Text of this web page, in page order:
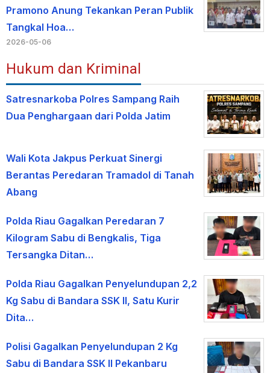
Pramono Anung Tekankan Peran Publik
Tangkal Hoa…
2026-05-06
Hukum dan Kriminal
Satresnarkoba Polres Sampang Raih
Dua Penghargaan dari Polda Jatim
Wali Kota Jakpus Perkuat Sinergi
Berantas Peredaran Tramadol di Tanah
Abang
Polda Riau Gagalkan Peredaran 7
Kilogram Sabu di Bengkalis, Tiga
Tersangka Ditan…
Polda Riau Gagalkan Penyelundupan 2,2
Kg Sabu di Bandara SSK II, Satu Kurir
Dita…
Polisi Gagalkan Penyelundupan 2 Kg
Sabu di Bandara SSK II Pekanbaru